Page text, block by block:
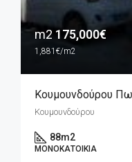
m2 175,000€
1,881€/m2
Κουμουνδούρου
88m2
ΜΟΝΟΚΑΤΟΙΚΊΑ